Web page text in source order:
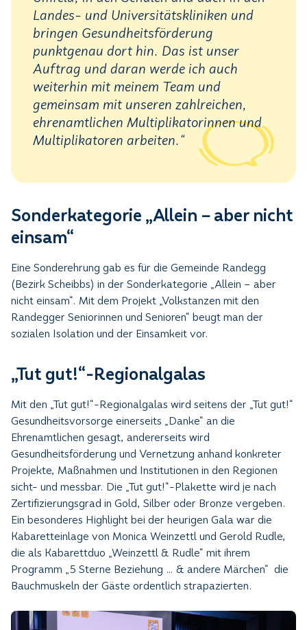
Landes- und Universitätskliniken und
bringen Gesundheitsförderung
punktgenau dort hin. Das ist unser
Auftrag und daran werde ich auch
weiterhin mit meinem Team und
gemeinsam mit unseren zahlreichen,
ehrenamtlichen Multiplikatorinnen und
Multiplikatoren arbeiten.“
Sonderkategorie „Allein – aber nicht
einsam“
Eine Sonderehrung gab es für die Gemeinde Randegg
(Bezirk Scheibbs) in der Sonderkategorie „Allein – aber
nicht einsam“. Mit dem Projekt „Volkstanzen mit den
Randegger Seniorinnen und Senioren“ beugt man der
sozialen Isolation und der Einsamkeit vor.
„Tut gut!“-Regionalgalas
Mit den „Tut gut!“-Regionalgalas wird seitens der „Tut gut!“
Gesundheitsvorsorge einerseits „Danke“ an die
Ehrenamtlichen gesagt, andererseits wird
Gesundheitsförderung und Vernetzung anhand konkreter
Projekte, Maßnahmen und Institutionen in den Regionen
sicht- und messbar. Die „Tut gut!“-Plakette wird je nach
Zertifizierungsgrad in Gold, Silber oder Bronze vergeben.
Ein besonderes Highlight bei der heurigen Gala war die
Kabaretteinlage von Monica Weinzettl und Gerold Rudle,
die als Kabarettduo „Weinzettl & Rudle“ mit ihrem
Programm „5 Sterne Beziehung … & andere Märchen“ die
Bauchmuskeln der Gäste ordentlich strapazierten.